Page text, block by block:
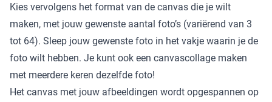
Kies vervolgens het format van de canvas die je wilt
maken, met jouw gewenste aantal foto’s (variërend van 3
tot 64). Sleep jouw gewenste foto in het vakje waarin je de
foto wilt hebben. Je kunt ook een canvascollage maken
met meerdere keren dezelfde foto!
Het canvas met jouw afbeeldingen wordt opgespannen op